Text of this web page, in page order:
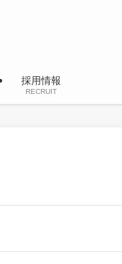
採用情報
RECRUIT